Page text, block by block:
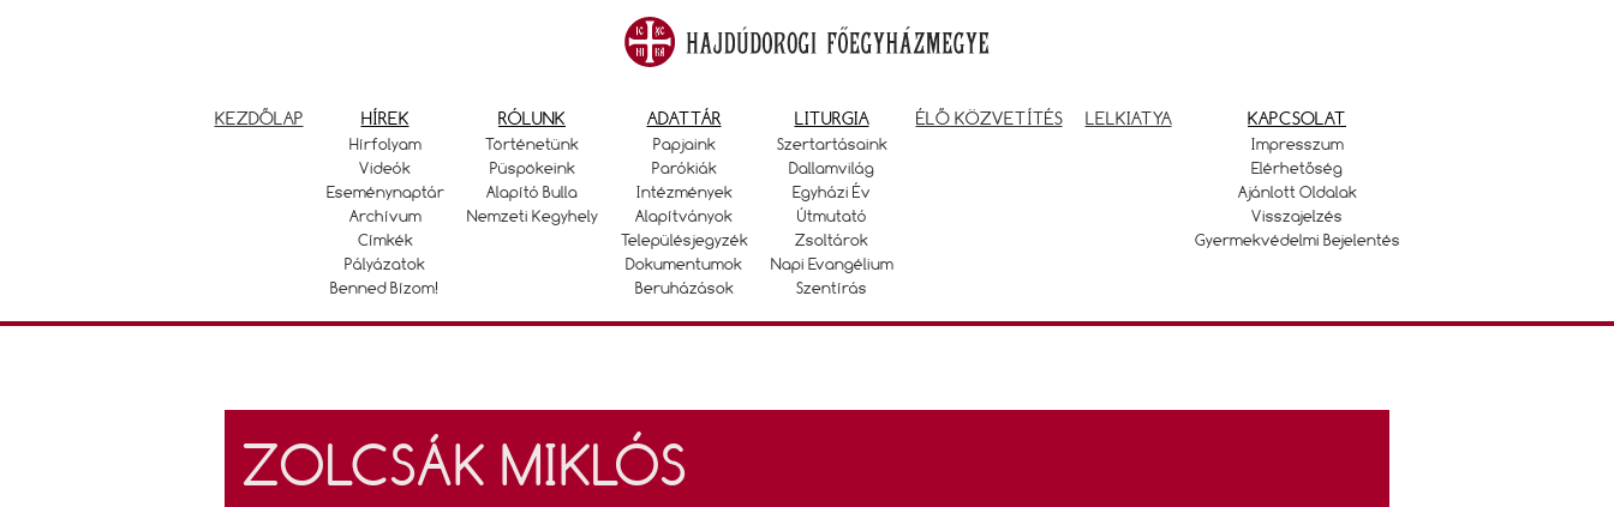
KEZDŐLAP HÍREK
Hírfolyam
Videók
Eseménynaptár
Archívum
Címkék
Pályázatok
Benned Bízom!
RÓLUNK
Történetünk
Püspökeink
Alapító Bulla
Nemzeti Kegyhely
ADATTÁR
Papjaink
Parókiák
Intézmények
Alapítványok
Településjegyzék
Dokumentumok
Beruházások
LITURGIA
Szertartásaink
Dallamvilág
Egyházi Év
Útmutató
Zsoltárok
Napi Evangélium
Szentírás
ÉLŐ KÖZVETÍTÉS LELKIATYA KAPCSOLAT
Impresszum
Elérhetőség
Ajánlott Oldalak
Visszajelzés
Gyermekvédelmi Bejelentés
ZOLCSÁK MIKLÓS